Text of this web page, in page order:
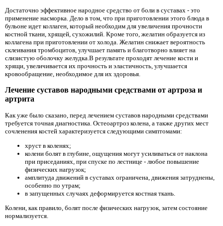
Достаточно эффективное народное средство от боли в суставах - это
применение насморка. Дело в том, что при приготовлении этого блюда в
бульоне идет коллаген, который необходим для увеличения прочности
костной ткани, хрящей, сухожилий. Кроме того, желатин образуется из
коллагена при приготовлении от холода. Желатин снижает вероятность
склеивания тромбоцитов, улучшает память и благотворно влияет на
слизистую оболочку желудка.В результате проходят лечение кости и
хрящи, увеличивается их прочность и эластичность, улучшается
кровообращение, необходимое для их здоровья.
Лечение суставов народными средствами от артроза и
артрита
Как уже было сказано, перед лечением суставов народными средствами
требуется точная диагностика. Остеоартроз колена, а также других мест
сочленения костей характеризуется следующими симптомами:
хруст в коленях;
колени болят в глубине, ощущения могут усиливаться от наклона
при приседаниях, при спуске по лестнице - любое повышение
физических нагрузок;
амплитуда движений в суставах ограничена, движения затруднены,
особенно по утрам;
в запущенных случаях деформируется костная ткань.
Колени, как правило, болят после физических нагрузок, затем состояние
нормализуется.